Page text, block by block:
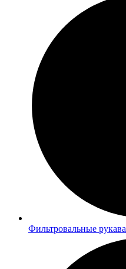
Фильтровальные рукава